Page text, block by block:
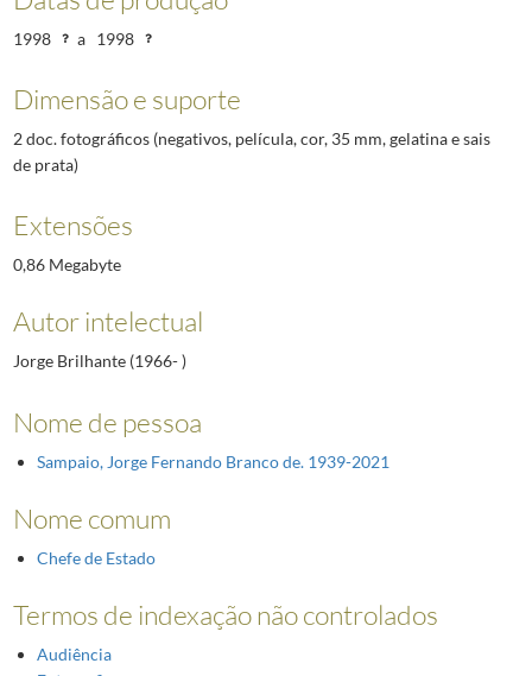
1998 a 1998
Dimensão e suporte
2 doc. fotográficos (negativos, película, cor, 35 mm, gelatina e sais
de prata)
Extensões
0,86 Megabyte
Autor intelectual
Jorge Brilhante (1966- )
Nome de pessoa
Sampaio, Jorge Fernando Branco de. 1939-2021
Nome comum
Chefe de Estado
Termos de indexação não controlados
Audiência